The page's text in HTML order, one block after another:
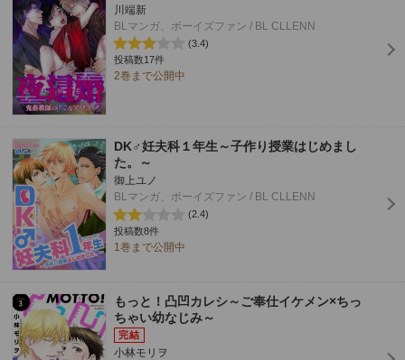
川端新
BLマンガ、ボーイズファン / BL CLLENN
(3.4)
投稿数17件
2巻まで公開中
DK♂妊夫科１年生～子作り授業はじめまし
た。～
御上ユノ
BLマンガ、ボーイズファン / BL CLLENN
(2.4)
投稿数8件
1巻まで公開中
もっと！凸凹カレシ～ご奉仕イケメン×ちっ
ちゃい幼なじみ～
小林モリヲ